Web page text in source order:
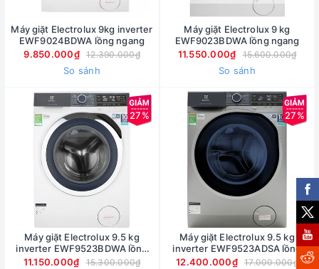
Máy giặt Electrolux 9kg inverter
EWF9024BDWA lồng ngang
9.850.000₫
12.390.000₫
So sánh
Máy giặt Electrolux 9 kg
EWF9023BDWA lồng ngang
11.550.000₫
15.600.000₫
So sánh
27%
Máy giặt Electrolux 9.5 kg
inverter EWF9523BDWA lồng
ngang
11.150.000₫ 15.300.000₫
27%
Máy giặt Electrolux 9.5 kg
inverter EWF9523ADSA lồng
ngang
12.400.000₫ 17.000.000₫